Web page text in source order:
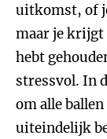
uitkomst, of
maar je krijgt
hebt
stressvol. In
om alle
uiteindelijk